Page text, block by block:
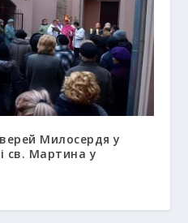
Милосердя у
св. Мартина у